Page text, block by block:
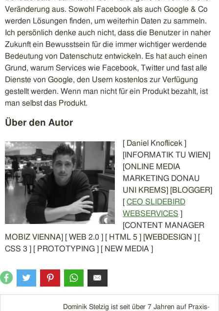
Veränderung aus. Sowohl Facebook als auch Google & Co
werden Lösungen finden, um weiterhin Daten zu sammeln.
Ich persönlich denke auch nicht, dass die Benutzer in naher
Zukunft ein Bewusstsein für die immer wichtiger werdende
Bedeutung von Datenschutz entwickeln. Es hat auch einen
Grund, warum Services wie Facebook, Twitter und fast alle
Dienste von Google, den Usern kostenlos zur Verfügung
gestellt werden. Wenn man nicht für ein Produkt bezahlt, ist
man selbst das Produkt.
Über den Autor
[ Daniel Knoflicek ]
[INFORMATIK TU WIEN]
[ONLINE MEDIA
MARKETING DONAU
UNI KREMS] [BLOGGER]
[ CEO SLIDEBIRD
WEBSERVICES ]
[CONTENT MANAGER
MOBIZ VIENNA] [ WEB 2.0 ] [ HTML 5 ] [WEBDESIGN ] [
CSS 3 ] [ PROTOTYPING ] [ NEW MEDIA ]
Dominik Stelzig ist seit über 7 Jahren auf Praxis-